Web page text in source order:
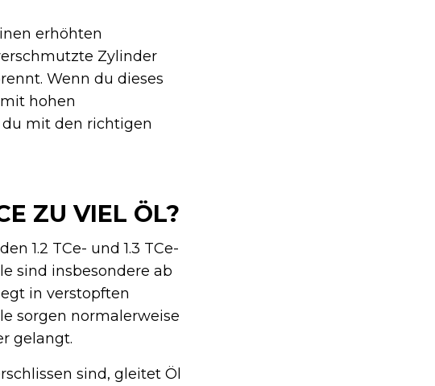
erhöhten
Zylinder
Wenn du dieses
hohen
mit den richtigen
ZU VIEL ÖL?
1.2 TCe- und 1.3 TCe-
sind insbesondere ab
in verstopften
sorgen normalerweise
gelangt.
sind, gleitet Öl